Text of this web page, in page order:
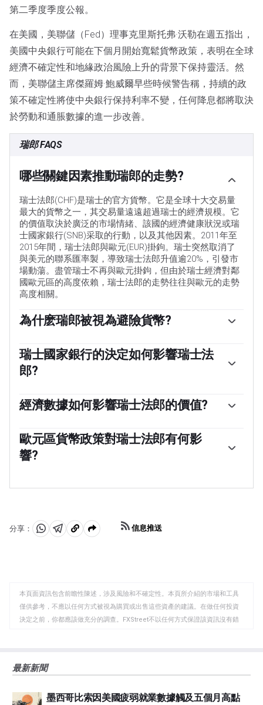
第二季度季度公報。
在美國，美聯儲（Fed）理事克里斯托弗·沃勒在週五指出，
美國中央銀行可能在下個月開始寬鬆貨幣政策，表明在全球
經濟不確定性和地緣政治風險上升的背景下保持靈活。然
而，美聯儲主席傑羅姆·鮑威爾早些時候警告稱，持續的政
策不確定性將使中央銀行保持利率不變，任何降息都將取決
於勞動和通脹數據的進一步改善。
瑞郎 FAQS
哪些關鍵因素推動瑞郎的走勢?
瑞士法郎(CHF)是瑞士的官方貨幣。它是全球十大交易量
最大的貨幣之一，其交易量遠遠超過瑞士的經濟規模。它
的價值取決於廣泛的市場情緒、該國的經濟健康狀況或瑞
士國家銀行(SNB)采取的行動，以及其他因素。2011年至
2015年間，瑞士法郎與歐元(EUR)掛鉤。瑞士突然取消了
與美元的聯系匯率製，導致瑞士法郎升值逾20%，引發市
場動蕩。盡管瑞士不再與歐元掛鉤，但由於瑞士經濟對鄰
國歐元區的高度依賴，瑞士法郎的走勢往往與歐元的走勢
高度相關。
為什麽瑞郎被視為避險貨幣?
緊張時傾向於購買的貨幣。這是由於瑞士在世界上的地位:
穩定的經濟、強勁的出口部門、龐大的央行儲備，以及在
全球沖突中長期保持中立的政治立場，使瑞士貨幣成為投
其他被視為投資風險更高的貨幣升值。
瑞士國家銀行的決定如何影響瑞士法
郎?
於其他主要央行——來決定貨幣政策。央行的目標是將年通
脹率控製在2%以下。當通貨膨脹高於目標或預計在可預見
價格增長。較高的利率通常對瑞士法郎(CHF)有利，因為
它們會導致更高的收益率，使該國對投資者更具吸引力。
相反，較低的利率往往會削弱瑞郎。
經濟數據如何影響瑞士法郎的價值?
影響瑞士法郎(CHF)的估值。瑞士經濟總體穩定，但經濟
增長、通貨膨脹、經常賬戶或央行外匯儲備的任何突然變
化都有可能引發瑞郎的波動。總體而言，經濟高增長、低
歐元區貨幣政策對瑞士法郎有何影
響?
濟體的健康發展。歐盟是瑞士的主要經濟夥伴和重要的政
賴性，一些模型表明，歐元(EUR)和瑞士法郎的命運之間的
相關性超過90%，或者接近完美。
分享：
分 分 複
板
信息推送
本頁面資訊包含前瞻性陳述，涉及風險和不確定性。本頁所介紹的市場和工具
僅供參考，不應以任何方式被視為購買或出售這些資產的建議。在做任何投資
決定之前，你都應該做充分的調查。FXStreet不以任何方式保證該資訊沒有錯
觀點，並不代表FXStreet或其廣告商的官方政策或立場。作者不對本頁連結的
如果文章正文中沒有明確提到，在撰寫本文時，作者在本文中提到的任何股票
最新新聞
墨西哥比索因美國疲弱就業數據觸及五個月高點